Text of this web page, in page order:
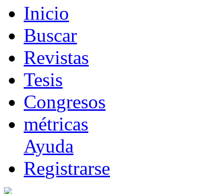
Inicio
Buscar
Revistas
Tesis
Congresos
métricas
Ayuda
Registrarse